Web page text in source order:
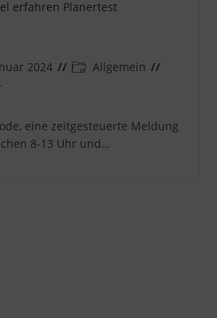
2024
Beitrags-
Allgemein
eine zeitgesteuerte Meldung
8-13 Uhr und…